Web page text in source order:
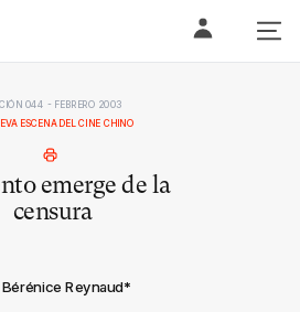
044 - FEBRERO 2003
ESCENA DEL CINE CHINO
emerge de la
censura
Reynaud*